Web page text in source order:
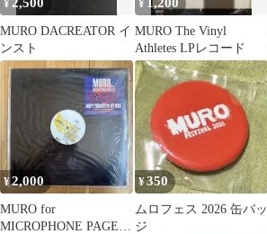
¥2,500
MURO DACREATOR イ
ンスト
¥ 1,200
MURO The Vinyl
Athletes LPレコード
¥2,000
MURO for
MICROPHONE PAGER
¥350
ムロフェス 2026 缶バッ
ジ